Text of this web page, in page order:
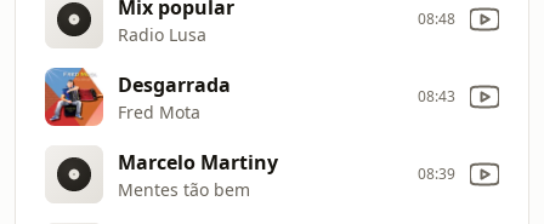
Mix popular
Radio Lusa
08:48
Desgarrada
Fred Mota
08:43
Marcelo Martiny
Mentes tão bem
08:39